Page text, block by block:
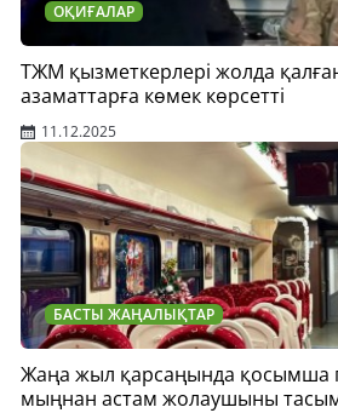
ОҚИҒАЛАР
ТЖМ қызметкерлері жолда
азаматтарға көмек көрсетті
11.12.2025
БАСТЫ ЖАҢАЛЫҚТАР
Жаңа жыл қарсаңында қосымша
мыңнан астам жолаушыны